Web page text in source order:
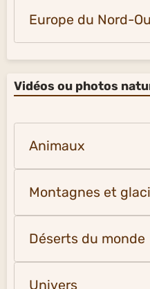
Europe du Nord-
Vidéos ou photos
Animaux
Montagnes et
Déserts du monde
Univers